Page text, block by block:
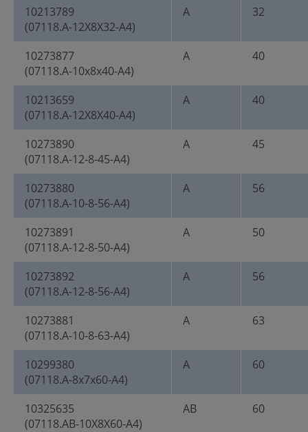
10213789
(07118.A-12X8X32-A4)
A 32
10273877
(07118.A-10x8x40-A4)
A 40
10213659
(07118.A-12X8X40-A4)
A 40
10273890
(07118.A-12-8-45-A4)
A 45
10273880
(07118.A-10-8-56-A4)
A 56
10273891
(07118.A-12-8-50-A4)
A 50
10273892
(07118.A-12-8-56-A4)
A 56
10273881
(07118.A-10-8-63-A4)
A 63
10299380
(07118.A-8x7x60-A4)
A 60
10325635
(07118.AB-10X8X60-A4)
AB 60